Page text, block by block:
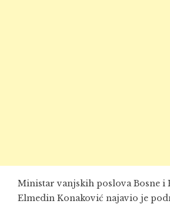
Ministar vanjskih poslova Bosne i
Elmedin Konaković najavio je